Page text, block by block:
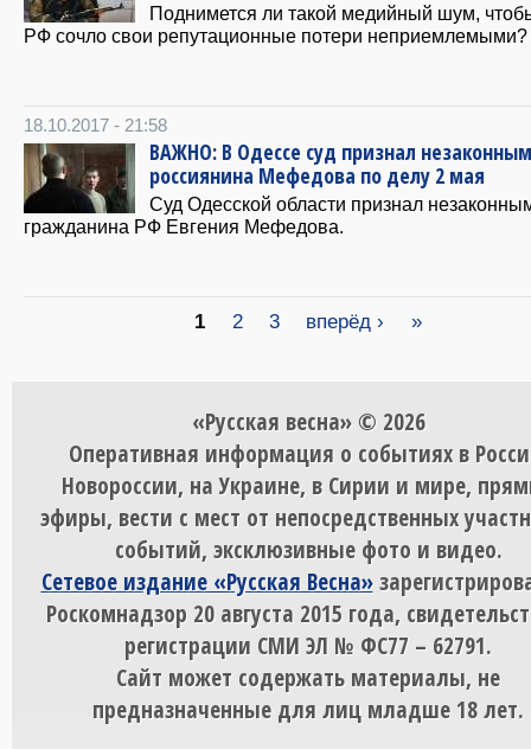
Поднимется ли такой медийный шум,
РФ сочло свои репутационные потери неприемлемыми?
18.10.2017 - 21:58
ВАЖНО: В Одессе суд признал
россиянина Мефедова по делу 2 мая
Суд Одесской области признал
гражданина РФ Евгения Мефедова.
1 2 3 вперёд › »
«Русская весна» © 2026
Оперативная информация о событиях в
Новороссии, на Украине, в Сирии и мире,
эфиры, вести с мест от непосредственных
событий, эксклюзивные фото и видео.
Сетевое издание «Русская Весна»
Роскомнадзор 20 августа 2015 года,
регистрации СМИ ЭЛ № ФС77 – 62791.
Сайт может содержать материалы, не
предназначенные для лиц младше 18 лет.